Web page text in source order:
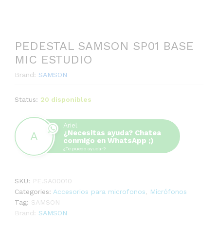
PEDESTAL SAMSON SP01 BASE
MIC ESTUDIO
Brand: SAMSON
Status: 20 disponibles
Ariel
¿Necesitas ayuda? Chatea
conmigo en WhatsApp ;)
¿Te puedo ayudar?
SKU: PE.SA00010
Categories: Accesorios para microfonos
Micrófonos
Tag: SAMSON
Brand: SAMSON